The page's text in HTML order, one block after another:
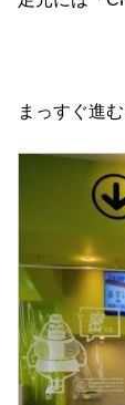
まっすぐ進